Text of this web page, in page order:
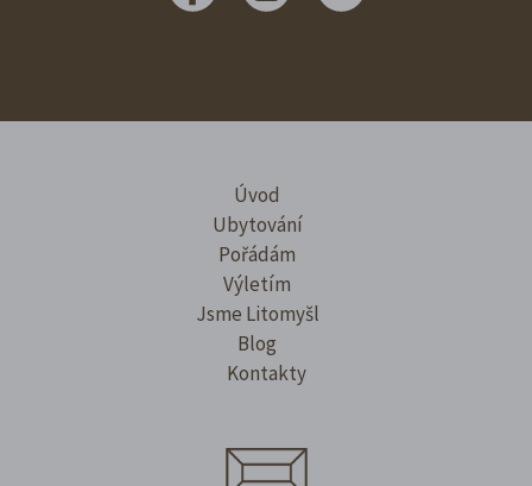
Úvod
Ubytování
Pořádám
Výletím
Jsme Litomyšl
Blog
Kontakty